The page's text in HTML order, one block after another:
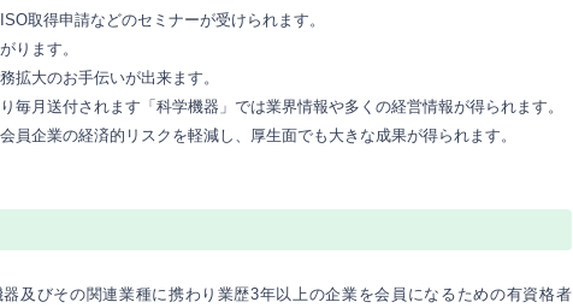
取得申請などのセミナーが受けられます。
ります。
拡大のお手伝いが出来ます。
毎月送付されます「科学機器」では業界情報や多くの経営情報が得られます。
員企業の経済的リスクを軽減し、厚生面でも大きな成果が得られます。
及びその関連業種に携わり業歴3年以上の企業を会員になるための有資格者